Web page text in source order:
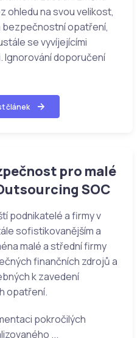
ohledu na svou velikost,
opatření,
se vyvíjejícími
Ignorování doporučení
článek
pro malé
SOC
podnikatelé a firmy v
sofistikovanějším a
malé a střední firmy
finančních zdrojů a
k zavedení
opatření.
pokročilých
...